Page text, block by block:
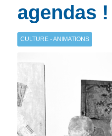
et d’animations
agendas !
CULTURE - ANIMATIONS